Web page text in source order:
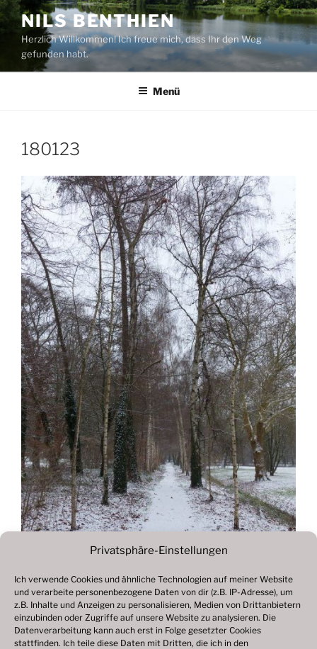
Privatsphäre-Einstellungen
Ich verwende Cookies und ähnliche Technologien auf meiner Website
und verarbeite personenbezogene Daten von dir (z.B. IP-Adresse), um
z.B. Inhalte und Anzeigen zu personalisieren, Medien von Drittanbietern
einzubinden oder Zugriffe auf unsere Website zu analysieren. Die
Datenverarbeitung kann auch erst in Folge gesetzter Cookies
stattfinden. Ich teile diese Daten mit Dritten, die ich in den
Zum
Inhalt
springen
NILS BENTHIEN
Herzlich Willkommen! Ich freue mich, dass Ihr den Weg
gefunden habt.
Menü
180123
Beitragsnavigation
Vorheriger
Beitrag
Fotogalerie 2018